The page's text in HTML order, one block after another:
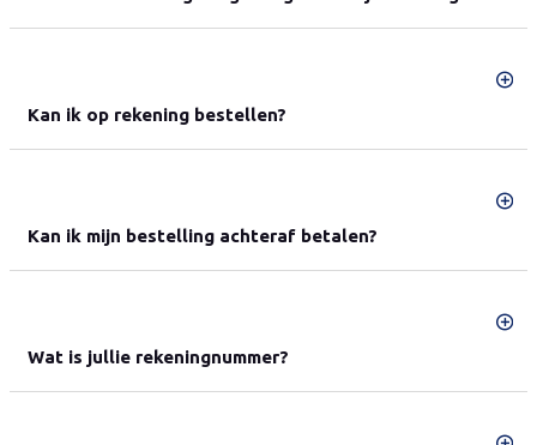
Kan ik op rekening bestellen?
Kan ik mijn bestelling achteraf betalen?
Wat is jullie rekeningnummer?